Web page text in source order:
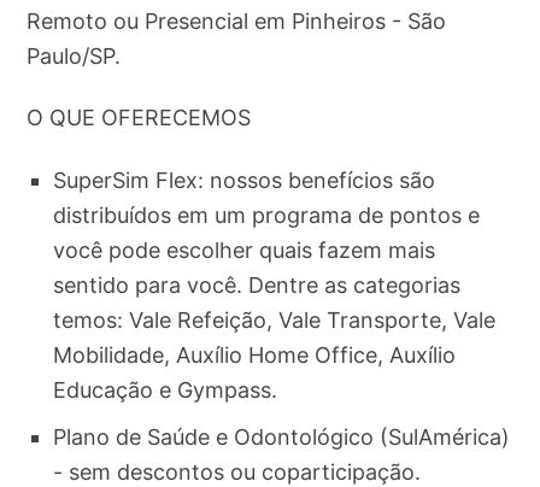
Remoto ou Presencial em Pinheiros - São
Paulo/SP.
O QUE OFERECEMOS
SuperSim Flex: nossos benefícios são
distribuídos em um programa de pontos e
você pode escolher quais fazem mais
sentido para você. Dentre as categorias
temos: Vale Refeição, Vale Transporte, Vale
Mobilidade, Auxílio Home Office, Auxílio
Educação e Gympass.
Plano de Saúde e Odontológico (SulAmérica)
- sem descontos ou coparticipação.